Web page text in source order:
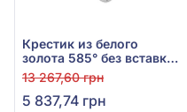
Крестик из белого
золота 585° без вставки,
арт. 230120В
13 267,60 грн
5 837,74 грн